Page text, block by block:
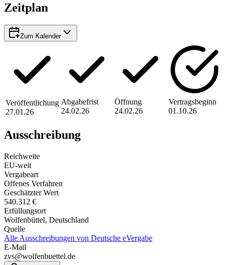
Zeitplan
Zum Kalender
Veröffentlichung
27.01.26
Abgabefrist
24.02.26
Öffnung
24.02.26
Vertragsbeginn
01.10.26
Ausschreibung
Reichweite
EU-weit
Vergabeart
Offenes Verfahren
Geschätzter Wert
540.312 €
Erfüllungsort
Wolfenbüttel, Deutschland
Quelle
Alle Ausschreibungen von Deutsche eVergabe
E-Mail
zvs@wolfenbuettel.de